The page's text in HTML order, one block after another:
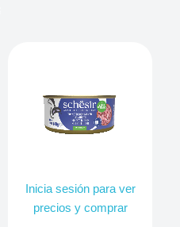
Inicia sesión para ver
precios y comprar